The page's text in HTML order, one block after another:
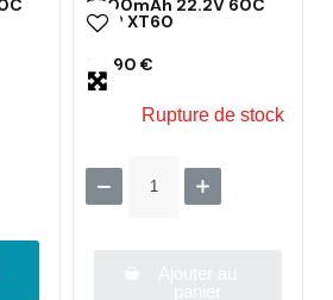
2800mAh 22.2V 60C
6S1P XT60
60,90 €
Rupture de stock